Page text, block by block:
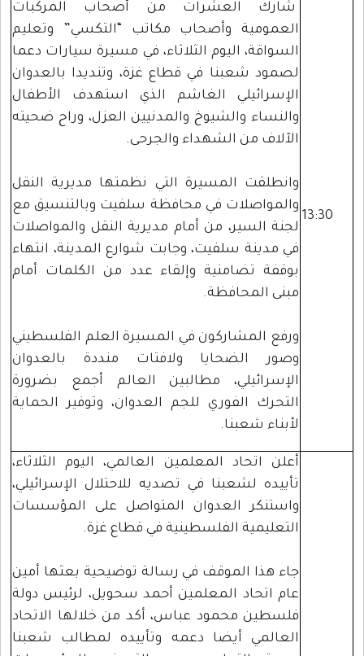
13:30
شارك العشرات من أصحاب المركبات
العمومية وأصحاب مكاتب “التكسي” وتعليم
السواقة، اليوم الثلاثاء، في مسيرة سيارات دعما
لصمود شعبنا في قطاع غزة، وتنديدا بالعدوان
الإسرائيلي الغاشم الذي استهدف الأطفال
والنساء والشيوخ والمدنيين العزل، وراح ضحيته
الآلاف من الشهداء والجرحى.
وانطلقت المسيرة التي نظمتها مديرية النقل
والمواصلات في محافظة سلفيت وبالتنسيق مع
لجنة السير، من أمام مديرية النقل والمواصلات
في مدينة سلفيت، وجابت شوارع المدينة، انتهاء
بوقفة تضامنية وإلقاء عدد من الكلمات أمام
مبنى المحافظة.
ورفع المشاركون في المسيرة العلم الفلسطيني
وصور الضحايا ولافتات منددة بالعدوان
الإسرائيلي، مطالبين العالم أجمع بضرورة
التحرك الفوري للجم العدوان، وتوفير الحماية
لأبناء شعبنا.
أعلن اتحاد المعلمين العالمي، اليوم الثلاثاء،
تأييده لشعبنا في تصديه للاحتلال الإسرائيلي،
واستنكر العدوان المتواصل على المؤسسات
التعليمية الفلسطينية في قطاع غزة.
جاء هذا الموقف في رسالة توضيحية بعثها أمين
عام اتحاد المعلمين أحمد سحويل، لرئيس دولة
فلسطين محمود عباس، أكد من خلالها الاتحاد
العالمي أيضا دعمه وتأييده لمطالب شعبنا